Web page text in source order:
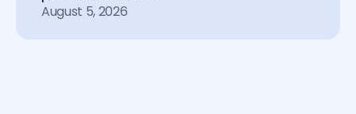
August 5, 2026